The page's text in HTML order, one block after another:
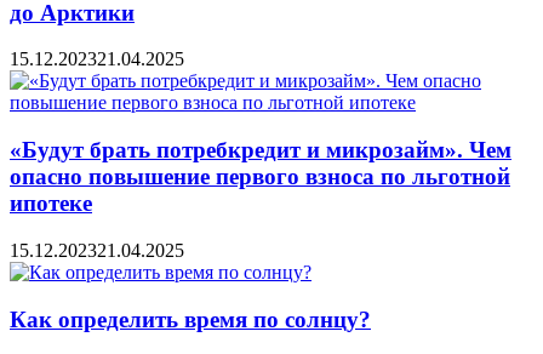
до Арктики
15.12.202321.04.2025
«Будут брать потребкредит и микрозайм». Чем
опасно повышение первого взноса по льготной
ипотеке
15.12.202321.04.2025
Как определить время по солнцу?